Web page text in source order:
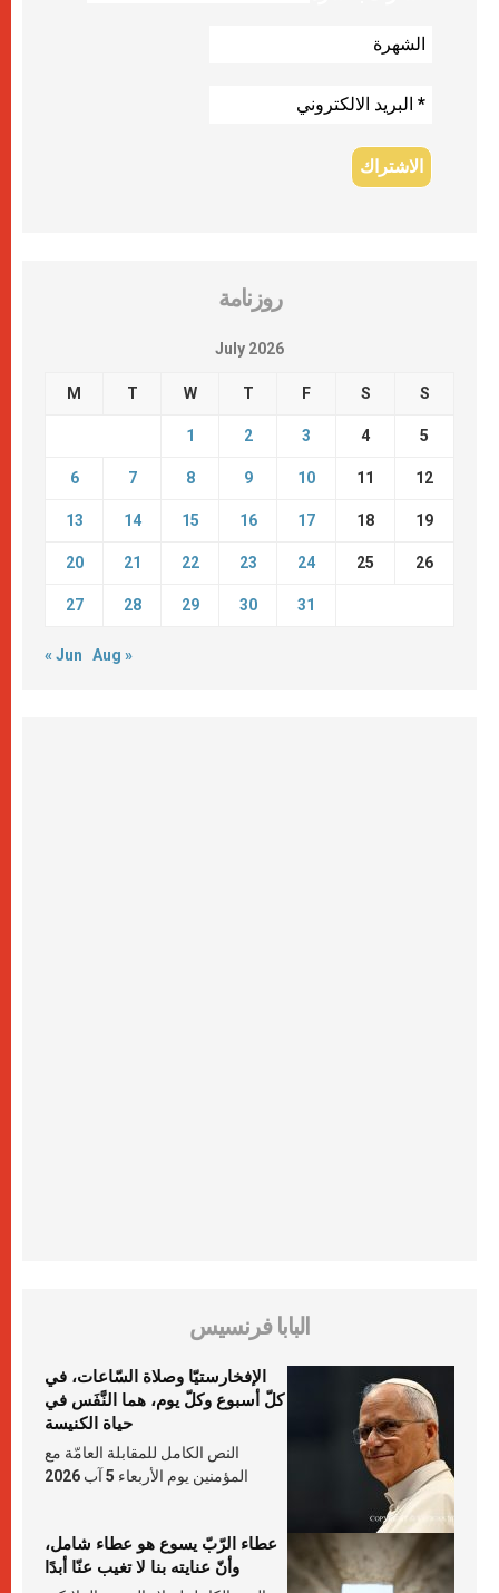
روزنامة
July 2026
M T W T F S S
1 2 3 4 5
6 7 8 9 10 11 12
13 14 15 16 17 18 19
20 21 22 23 24 25 26
27 28 29 30 31
« Jun Aug »
البابا فرنسيس
الإفخارستيّا وصلاة السّاعات، في
كلّ أسبوع وكلّ يوم، هما النَّفَس في
حياة الكنيسة
النص الكامل للمقابلة العامّة مع
المؤمنين يوم الأربعاء 5 آب 2026
عطاء الرّبّ يسوع هو عطاء شامل،
وأنّ عنايته بنا لا تغيب عنّا أبدًا